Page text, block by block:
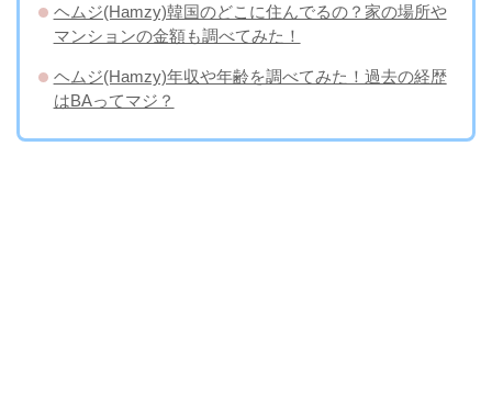
ヘムジ(Hamzy)韓国のどこに住んでるの？家の場所や
マンションの金額も調べてみた！
ヘムジ(Hamzy)年収や年齢を調べてみた！過去の経歴
はBAってマジ？